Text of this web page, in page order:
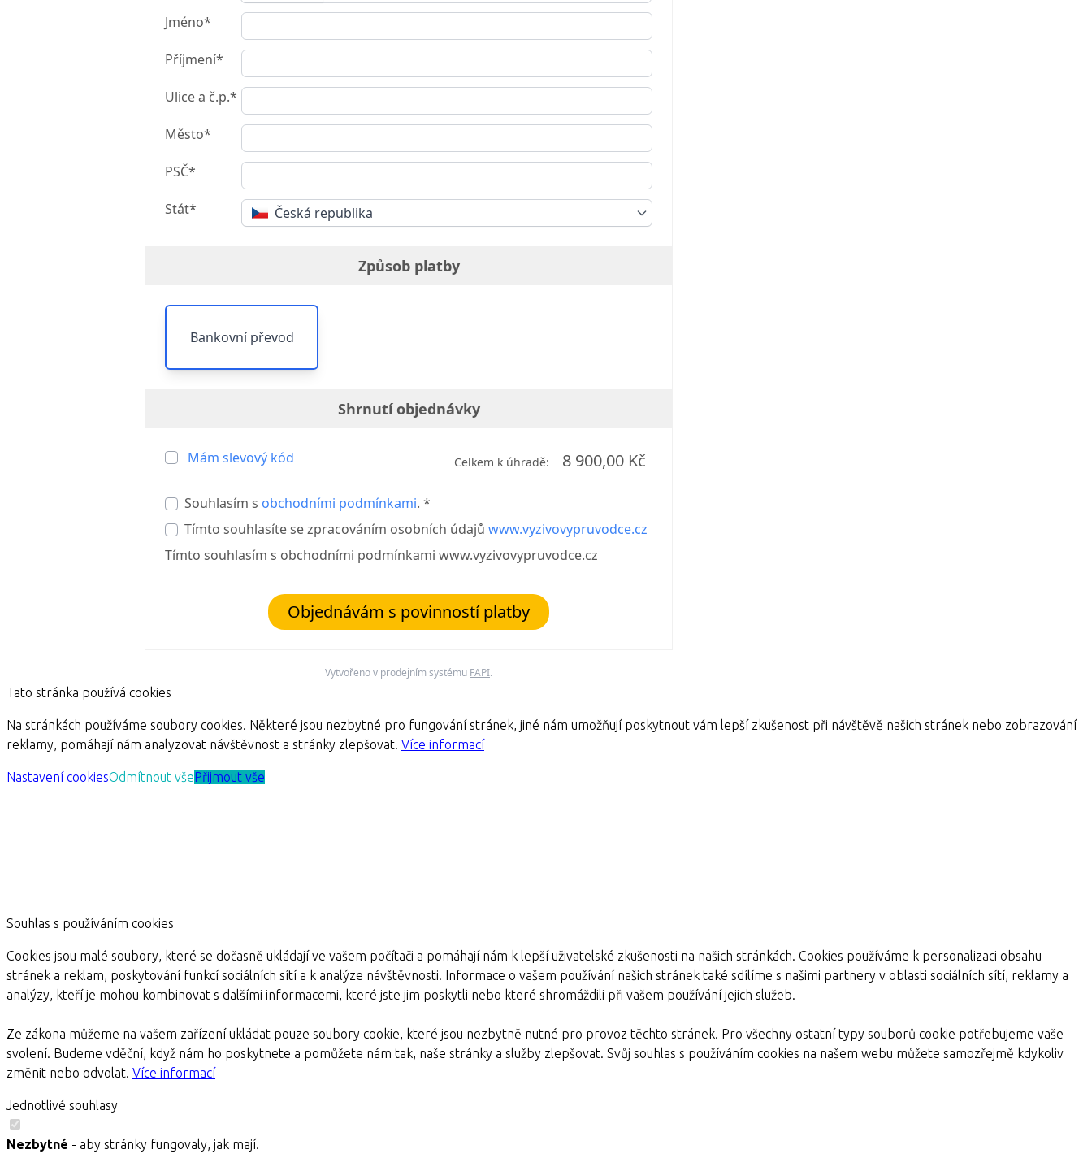
Jméno*
Příjmení*
Ulice a č.p.*
Město*
PSČ*
Stát* Česká republika
Způsob platby
Bankovní převod
Shrnutí objednávky
Mám slevový kód Celkem k úhradě: 8 900,00 Kč
Souhlasím s obchodními podmínkami. *
Tímto souhlasíte se zpracováním osobních údajů www.vyzivovypruvodce.cz
Tímto souhlasím s obchodními podmínkami www.vyzivovypruvodce.cz
Objednávám s povinností platby
Vytvořeno v prodejním systému FAPI.
Tato stránka používá cookies
Na stránkách používáme soubory cookies. Některé jsou nezbytné pro fungování stránek, jiné nám umožňují poskytnout vám lepší zkušenost při návštěvě našich stránek nebo zobrazování
reklamy, pomáhají nám analyzovat návštěvnost a stránky zlepšovat. Více informací
Nastavení cookiesOdmítnout všePřijmout vše
Souhlas s používáním cookies
Cookies jsou malé soubory, které se dočasně ukládají ve vašem počítači a pomáhají nám k lepší uživatelské zkušenosti na našich stránkách. Cookies používáme k personalizaci obsahu
stránek a reklam, poskytování funkcí sociálních sítí a k analýze návštěvnosti. Informace o vašem používání našich stránek také sdílíme s našimi partnery v oblasti sociálních sítí, reklamy a
analýzy, kteří je mohou kombinovat s dalšími informacemi, které jste jim poskytli nebo které shromáždili při vašem používání jejich služeb.
Ze zákona můžeme na vašem zařízení ukládat pouze soubory cookie, které jsou nezbytně nutné pro provoz těchto stránek. Pro všechny ostatní typy souborů cookie potřebujeme vaše
svolení. Budeme vděční, když nám ho poskytnete a pomůžete nám tak, naše stránky a služby zlepšovat. Svůj souhlas s používáním cookies na našem webu můžete samozřejmě kdykoliv
změnit nebo odvolat. Více informací
Jednotlivé souhlasy
Nezbytné - aby stránky fungovaly, jak mají.